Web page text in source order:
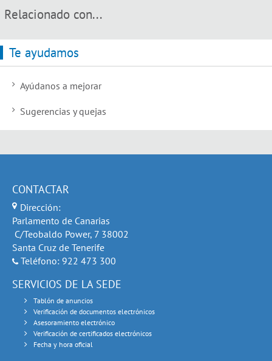
Relacionado con...
Te ayudamos
Ayúdanos a mejorar
Sugerencias y quejas
CONTACTAR
Dirección:
Parlamento de Canarias
C/Teobaldo Power, 7 38002
Santa Cruz de Tenerife
Teléfono: 922 473 300
SERVICIOS DE LA SEDE
Tablón de anuncios
Verificación de documentos electrónicos
Asesoramiento electrónico
Verificación de certificados electrónicos
Fecha y hora oficial